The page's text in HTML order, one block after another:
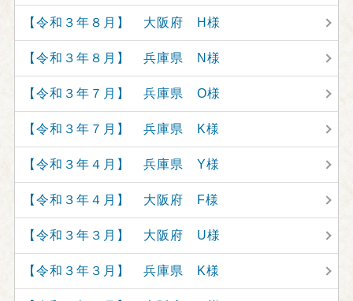
【令和３年８月】 大阪府 H様
【令和３年８月】 兵庫県 N様
【令和３年７月】 兵庫県 O様
【令和３年７月】 兵庫県 K様
【令和３年４月】 兵庫県 Y様
【令和３年４月】 大阪府 F様
【令和３年３月】 大阪府 U様
【令和３年３月】 兵庫県 K様